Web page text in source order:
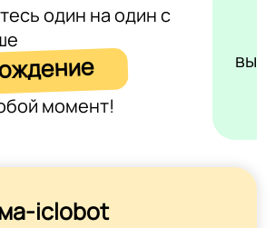
один на один с
момент!
iclobot